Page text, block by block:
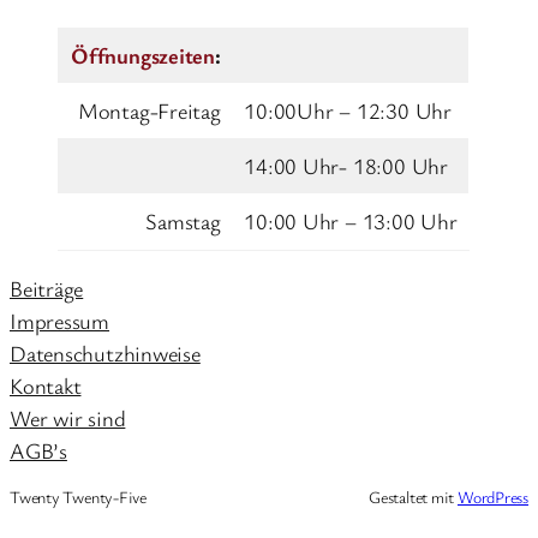
Öffnungszeiten:
Montag-Freitag
10:00Uhr – 12:30 Uhr
14:00 Uhr- 18:00 Uhr
Samstag
10:00 Uhr – 13:00 Uhr
Beiträge
Impressum
Datenschutzhinweise
Kontakt
Wer wir sind
AGB’s
Twenty Twenty-Five Gestaltet mitWordPress